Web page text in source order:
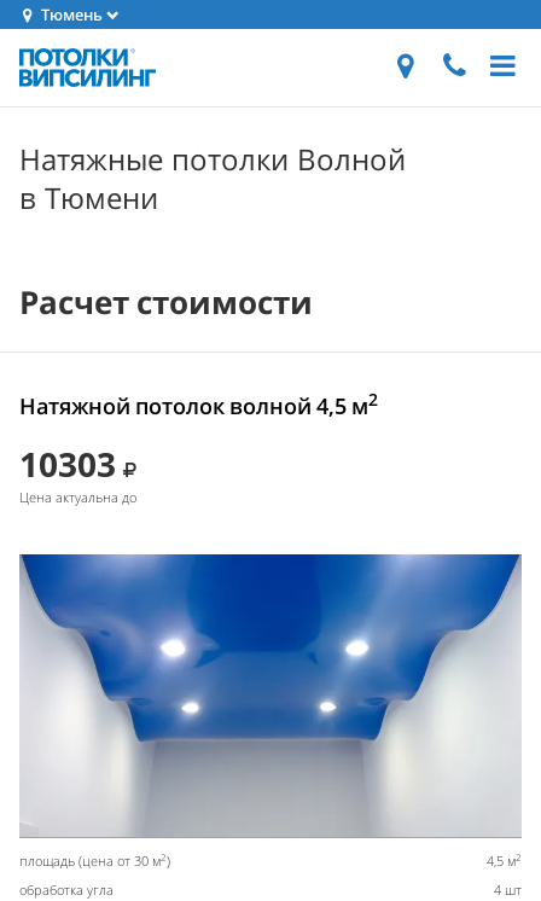
Тюмень
Натяжные потолки Волной
в Тюмени
Расчет стоимости
Натяжной потолок волной 4,5 м2
10303
Цена актуальна до
площадь (цена от 30 м2) 4,5 м2
обработка угла 4 шт